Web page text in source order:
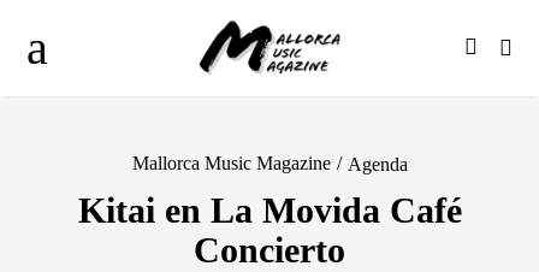
Mallorca Music Magazine / Agenda
Kitai en La Movida Café
Concierto